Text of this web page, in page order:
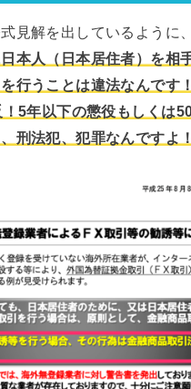
見解を出しているように、
本人（日本居住者）を相
行うことは違法なんです
5年以下の懲役もしくは
刑法犯、犯罪なんですよ！